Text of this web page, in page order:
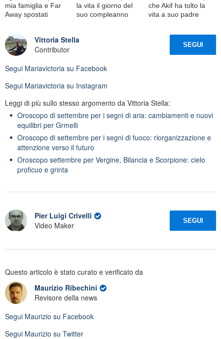
mia famiglia e Far
Away spostati
la vita il giorno del
suo compleanno
che Akif ha tolto la
vita a suo padre
Vittoria Stella
Contributor
SEGUI
Segui Mariavictoria su Facebook
Segui Mariavictoria su Instagram
Leggi di più sullo stesso argomento da Vittoria Stella:
Oroscopo di settembre per i segni di aria: cambiamenti e nuovi
equilibri per Grmelli
Oroscopo di settembre per i segni di fuoco: riorganizzazione e
attenzione verso il futuro
Oroscopo settembre per Vergine, Bilancia e Scorpione: cielo
proficuo e grinta
Pier Luigi Crivelli
Video Maker
SEGUI
Questo articolo è stato curato e verificato da
Maurizio Ribechini
Revisore della news
Segui Maurizio su Facebook
Segui Maurizio su Twitter